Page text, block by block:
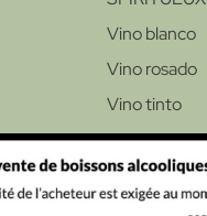
Vino blanco
Vino rosado
Vino tinto